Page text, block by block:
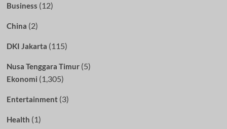
Business (12)
China (2)
DKI Jakarta (115)
Nusa Tenggara Timur(5)
Ekonomi (1,305)
Entertainment(3)
Health (1)